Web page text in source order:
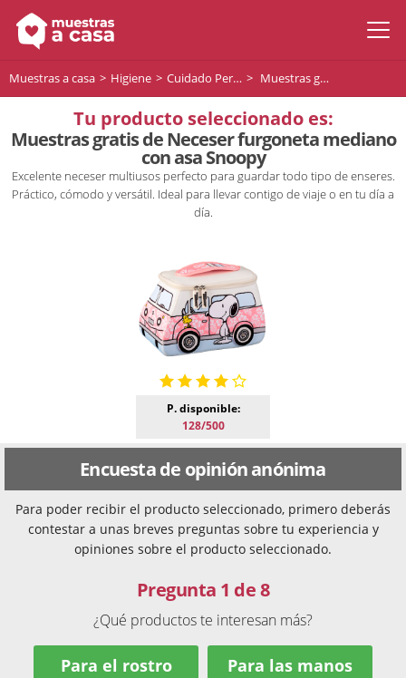
Muestras a casa Higiene Cuidado Personal Muestras gratis de Neceser furgoneta mediano con asa Snoopy
Tu producto seleccionado es:
Muestras gratis de Neceser furgoneta mediano
con asa Snoopy
Excelente neceser multiusos perfecto para guardar todo tipo de enseres.
Práctico, cómodo y versátil. Ideal para llevar contigo de viaje o en tu día a
día.
P. disponible:
128/500
Encuesta de opinión anónima
Para poder recibir el producto seleccionado, primero deberás
contestar a unas breves preguntas sobre tu experiencia y
opiniones sobre el producto seleccionado.
Pregunta 1 de 8
¿Qué productos te interesan más?
Para el rostro Para las manos